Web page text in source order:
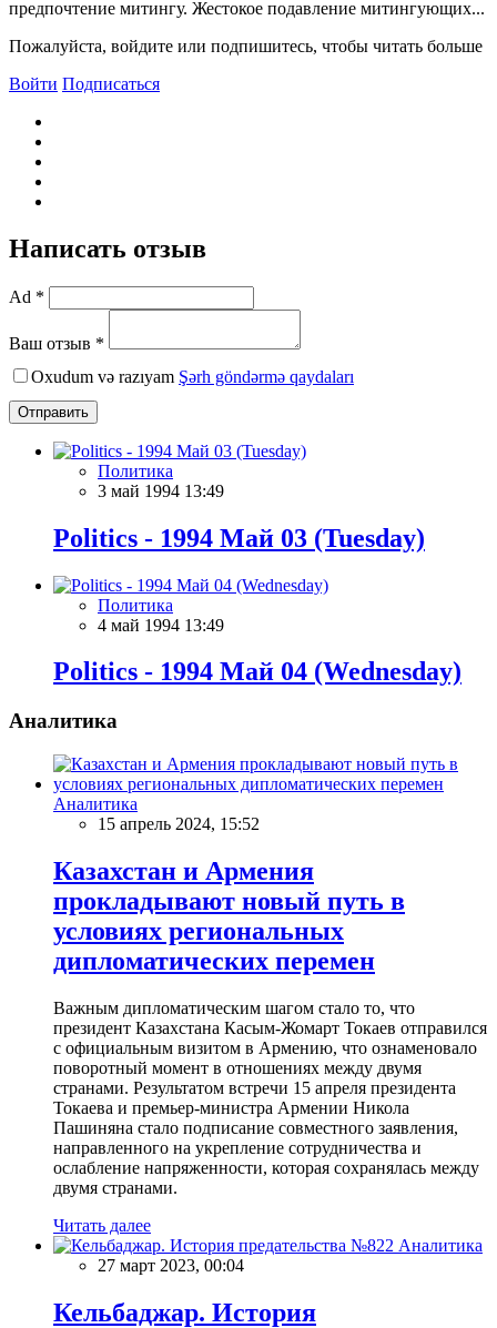
предпочтение митингу. Жестокое подавление митингующих...
Пожалуйста, войдите или подпишитесь, чтобы читать больше
Войти Подписаться
Написать отзыв
Ad *
Ваш отзыв *
Oxudum və razıyam Şərh göndərmə qaydaları
Отправить
Политика
3 май 1994 13:49
Politics - 1994 Май 03 (Tuesday)
Политика
4 май 1994 13:49
Politics - 1994 Май 04 (Wednesday)
Аналитика
Аналитика
15 апрель 2024, 15:52
Казахстан и Армения
прокладывают новый путь в
условиях региональных
дипломатических перемен
Важным дипломатическим шагом стало то, что
президент Казахстана Касым-Жомарт Токаев отправился
с официальным визитом в Армению, что ознаменовало
поворотный момент в отношениях между двумя
странами. Результатом встречи 15 апреля президента
Токаева и премьер-министра Армении Никола
Пашиняна стало подписание совместного заявления,
направленного на укрепление сотрудничества и
ослабление напряженности, которая сохранялась между
двумя странами.
Читать далее
Аналитика
27 март 2023, 00:04
Кельбаджар. История